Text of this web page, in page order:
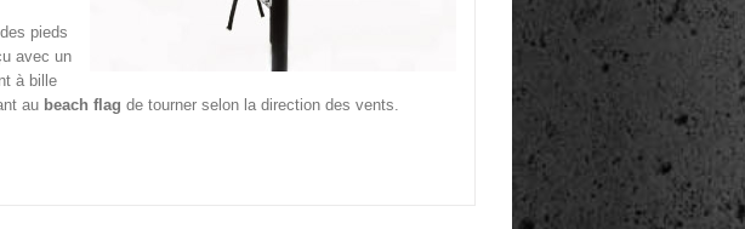
pieds
avec un
à bille
au beach flag de tourner selon la direction des vents.